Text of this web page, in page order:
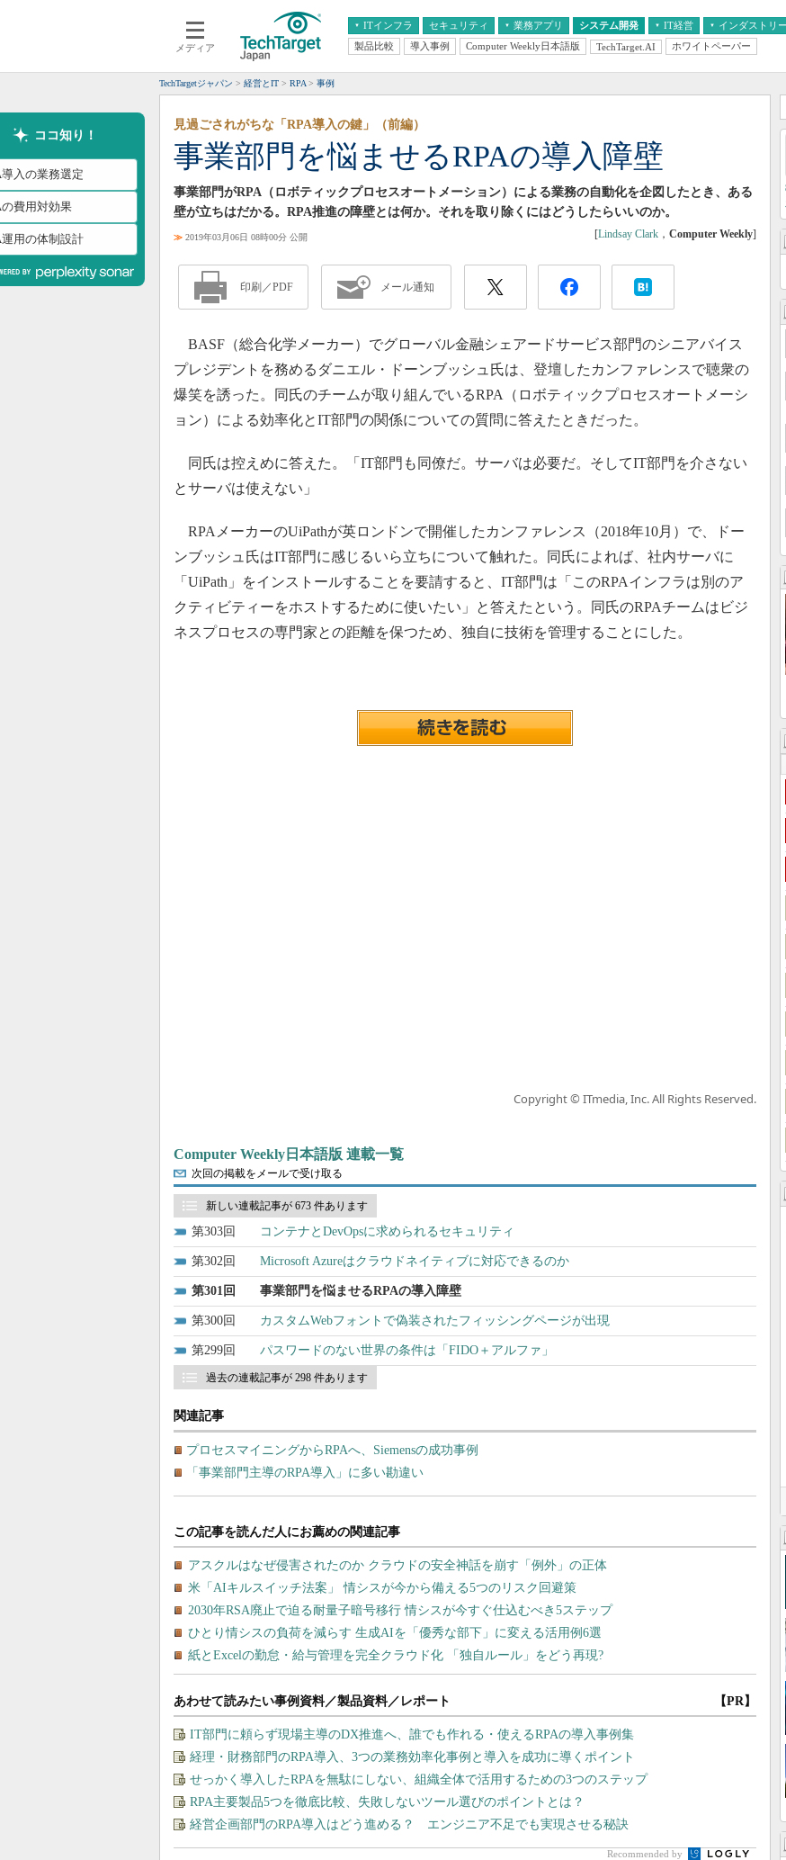
メディア
ITインフラ
クラウド
スマートモバイル
ネットワーク
システム運用管理
セキュリティ 業務アプリ
エンタープライズAI
ERP
CX
情報系システム
システム開発 IT経営
経営とIT
インダストリー
医療IT
製品比較 導入事例 Computer Weekly日本語版 TechTarget.AI ホワイトペーパー
TechTargetジャパン 経営とIT RPA 事例
ココ知り！
導入の業務選定
の費用対効果
運用の体制設計
事業部門を悩ませるRPAの導入障壁
見過ごされがちな「RPA導入の鍵」（前編）
事業部門がRPA（ロボティックプロセスオートメーション）による業務の自動化を企図したとき、ある
壁が立ちはだかる。RPA推進の障壁とは何か。それを取り除くにはどうしたらいいのか。
≫ 2019年03月06日 08時00分 公開 [Lindsay Clark ， Computer Weekly]
印刷／PDF メール通知
BASF（総合化学メーカー）でグローバル金融シェアードサービス部門のシニアバイス
プレジデントを務めるダニエル・ドーンブッシュ氏は、登壇したカンファレンスで聴衆の
爆笑を誘った。同氏のチームが取り組んでいるRPA（ロボティックプロセスオートメーシ
ョン）による効率化とIT部門の関係についての質問に答えたときだった。
同氏は控えめに答えた。「IT部門も同僚だ。サーバは必要だ。そしてIT部門を介さない
とサーバは使えない」
RPAメーカーのUiPathが英ロンドンで開催したカンファレンス（2018年10月）で、ドー
ンブッシュ氏はIT部門に感じるいら立ちについて触れた。同氏によれば、社内サーバに
「UiPath」をインストールすることを要請すると、IT部門は「このRPAインフラは別のア
クティビティーをホストするために使いたい」と答えたという。同氏のRPAチームはビジ
ネスプロセスの専門家との距離を保つため、独自に技術を管理することにした。
Copyright © ITmedia, Inc. All Rights Reserved.
Computer Weekly日本語版 連載一覧
次回の掲載をメールで受け取る
新しい連載記事が 673 件あります
303 コンテナとDevOpsに求められるセキュリティ
302 Microsoft Azureはクラウドネイティブに対応できるのか
301 事業部門を悩ませるRPAの導入障壁
300 カスタムWebフォントで偽装されたフィッシングページが出現
299 パスワードのない世界の条件は「FIDO＋アルファ」
過去の連載記事が 298 件あります
関連記事
プロセスマイニングからRPAへ、Siemensの成功事例
「事業部門主導のRPA導入」に多い勘違い
あわせて読みたい事例資料／製品資料／レポート 【PR】
IT部門に頼らず現場主導のDX推進へ、誰でも作れる・使えるRPAの導入事例集
経理・財務部門のRPA導入、3つの業務効率化事例と導入を成功に導くポイント
せっかく導入したRPAを無駄にしない、組織全体で活用するための3つのステップ
RPA主要製品5つを徹底比較、失敗しないツール選びのポイントとは？
経営企画部門のRPA導入はどう進める？ エンジニア不足でも実現させる秘訣
Recommended by